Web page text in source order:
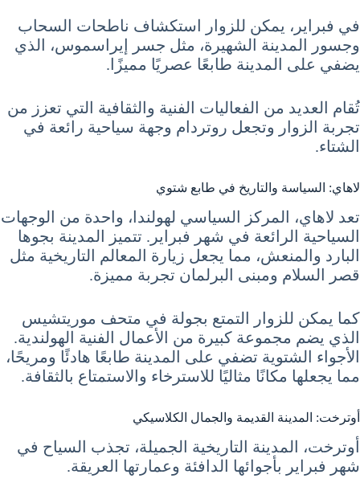
في فبراير، يمكن للزوار استكشاف ناطحات السحاب
وجسور المدينة الشهيرة، مثل جسر إيراسموس، الذي
يضفي على المدينة طابعًا عصريًا مميزًا.
تُقام العديد من الفعاليات الفنية والثقافية التي تعزز من
تجربة الزوار وتجعل روتردام وجهة سياحية رائعة في
الشتاء.
لاهاي: السياسة والتاريخ في طابع شتوي
تعد لاهاي، المركز السياسي لهولندا، واحدة من الوجهات
السياحية الرائعة في شهر فبراير. تتميز المدينة بجوها
البارد والمنعش، مما يجعل زيارة المعالم التاريخية مثل
قصر السلام ومبنى البرلمان تجربة مميزة.
كما يمكن للزوار التمتع بجولة في متحف موريتشيس
الذي يضم مجموعة كبيرة من الأعمال الفنية الهولندية.
الأجواء الشتوية تضفي على المدينة طابعًا هادئًا ومريحًا،
مما يجعلها مكانًا مثاليًا للاسترخاء والاستمتاع بالثقافة.
أوترخت: المدينة القديمة والجمال الكلاسيكي
أوترخت، المدينة التاريخية الجميلة، تجذب السياح في
شهر فبراير بأجوائها الدافئة وعمارتها العريقة.